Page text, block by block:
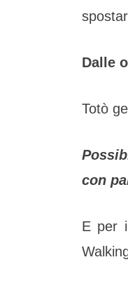
Dalle
Totò
con
E per